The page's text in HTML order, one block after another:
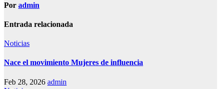
Por admin
Entrada relacionada
Noticias
Nace el movimiento Mujeres de influencia
Feb 28, 2026 admin